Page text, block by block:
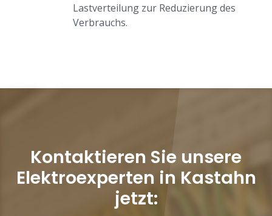
Lastverteilung zur Reduzierung des
Verbrauchs.
Kontaktieren Sie unsere
Elektroexperten in Kastahn
jetzt: